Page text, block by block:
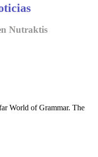
Nutraktis
World of Grammar. The